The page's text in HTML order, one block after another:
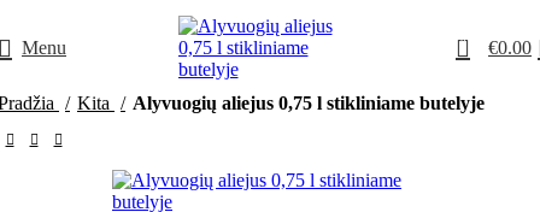
Menu 0 €0.00
Kita Alyvuogių aliejus 0,75 l stikliniame butelyje